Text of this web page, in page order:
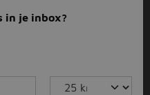
in je inbox?